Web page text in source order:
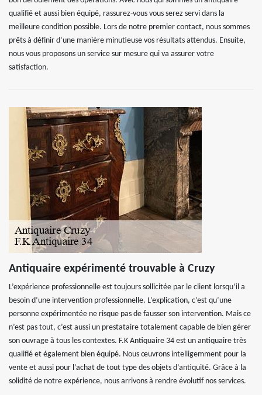
qualifié et aussi bien équipé, rassurez-vous vous serez servi dans la
meilleure condition possible. Lors de notre premier contact, nous sommes
prêts à définir d’une manière minutieuse vos résultats attendus. Ensuite,
nous vous proposons un service sur mesure qui va assurer votre
satisfaction.
Antiquaire expérimenté trouvable à Cruzy
L’expérience professionnelle est toujours sollicitée par le client lorsqu’il a
besoin d’une intervention professionnelle. L’explication, c’est qu’une
personne expérimentée ne risque pas de fausser son intervention. Mais ce
n’est pas tout, c’est aussi un prestataire totalement capable de bien gérer
son ouvrage à tous les contextes. F.K Antiquaire 34 est un antiquaire très
qualifié et également bien équipé. Nous œuvrons intelligemment pour la
vente et aussi pour l’achat de tout type des objets d’antiquité. Grâce à la
solidité de notre expérience, nous arrivons à rendre évolutif nos services.